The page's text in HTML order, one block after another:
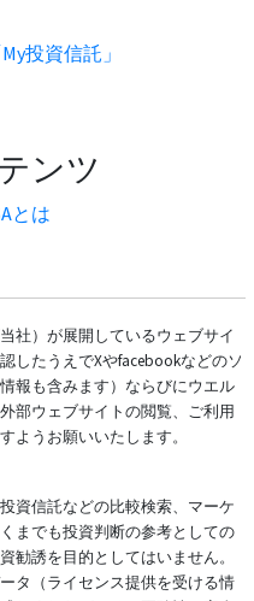
投資信託」
ンツ
とは
社）が展開しているウェブサイ
したうえでXやfacebookなどのソ
報も含みます）ならびにウエル
部ウェブサイトの閲覧、ご利用
ようお願いいたします。
資信託などの比較検索、マーケ
までも投資判断の参考としての
勧誘を目的としてはいません。
タ（ライセンス提供を受ける情